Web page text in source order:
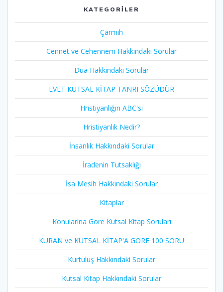
KATEGORILER
Çarmıh​
Cennet ve Cehennem Hakkındaki Sorular
Dua Hakkındaki Sorular
EVET KUTSAL KİTAP TANRI SÖZÜDÜR
Hristiyanlığın ABC'si
Hristiyanlık Nedir?
İnsanlık Hakkındaki Sorular
İradenin Tutsaklığı​
İsa Mesih Hakkındaki Sorular
Kitaplar
Konularina Gore Kutsal Kitap Soruları
KURAN ve KUTSAL KİTAP'A GÖRE 100 SORU
Kurtuluş Hakkındaki Sorular
Kutsal Kitap Hakkındaki Sorular